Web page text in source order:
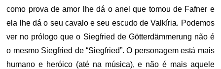
como prova de amor lhe dá o anel que tomou de Fafner e
ela lhe dá o seu cavalo e seu escudo de Valkíria. Podemos
ver no prólogo que o Siegfried de Götterdämmerung não é
o mesmo Siegfried de “Siegfried”. O personagem está mais
humano e heróico (até na música), e não é mais aquele